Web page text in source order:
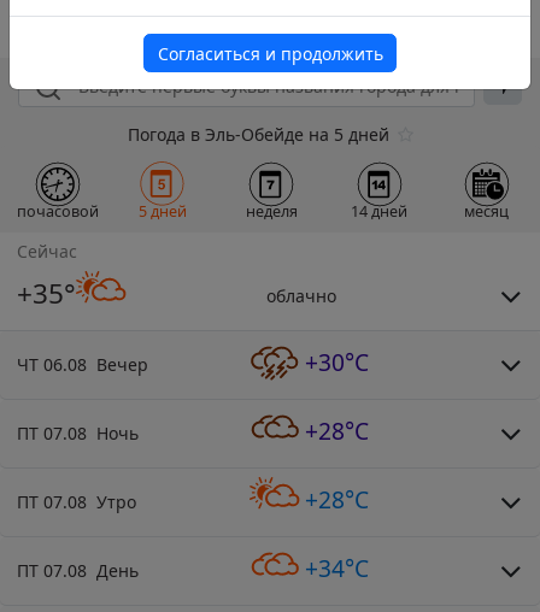
Погода в Эль-Обейде на 5 дней
почасовой 5 дней неделя 14 дней месяц
Сейчас
+35° облачно
ЧТ 06.08 Вечер +30°C
ПТ 07.08 Ночь +28°C
ПТ 07.08 Утро +28°C
ПТ 07.08 День +34°C
Согласиться и продолжить